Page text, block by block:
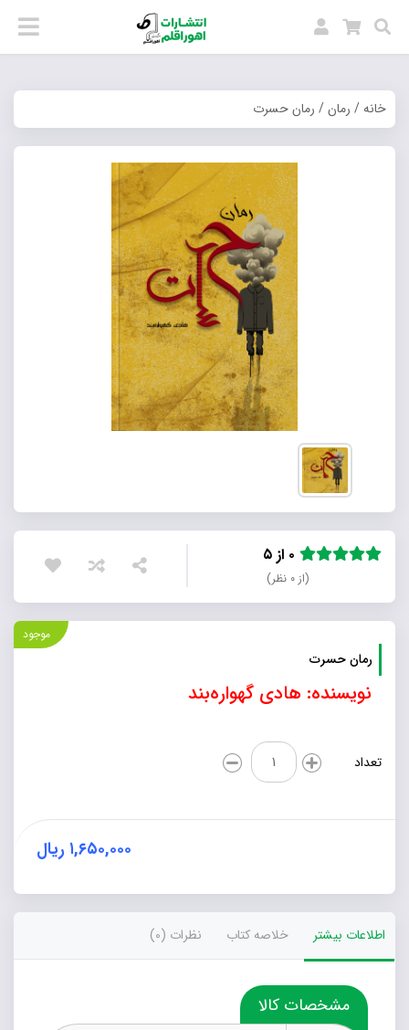
خانه/ رمان/ رمان حسرت
(از ۰ نظر)
موجود
رمان حسرت
تعداد
رمان
حسرت
عدد
۱,۶۵۰,۰۰۰ ریال
اطلاعات بیشتر خلاصه کتاب نظرات (0)
مشخصات کالا